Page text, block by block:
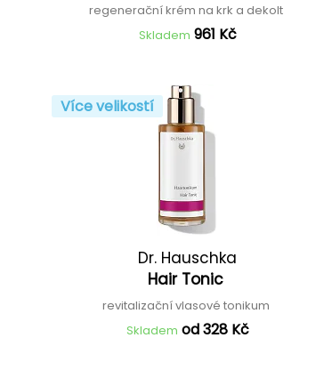
regenerační krém na krk a dekolt
Skladem 961 Kč
Více velikostí
Dr. Hauschka
Hair Tonic
revitalizační vlasové tonikum
Skladem od 328 Kč